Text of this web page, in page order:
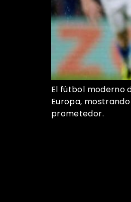
El fútbol moderno
Europa,
prometedor.